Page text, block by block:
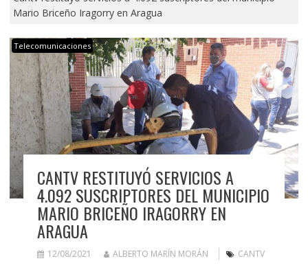
Mario Briceño Iragorry en Aragua
Telecomunicaciones
CANTV RESTITUYÓ SERVICIOS A
4.092 SUSCRIPTORES DEL MUNICIPIO
MARIO BRICEÑO IRAGORRY EN
ARAGUA
12/08/2021 ALBERTO MARÍN MORÁN CANTV